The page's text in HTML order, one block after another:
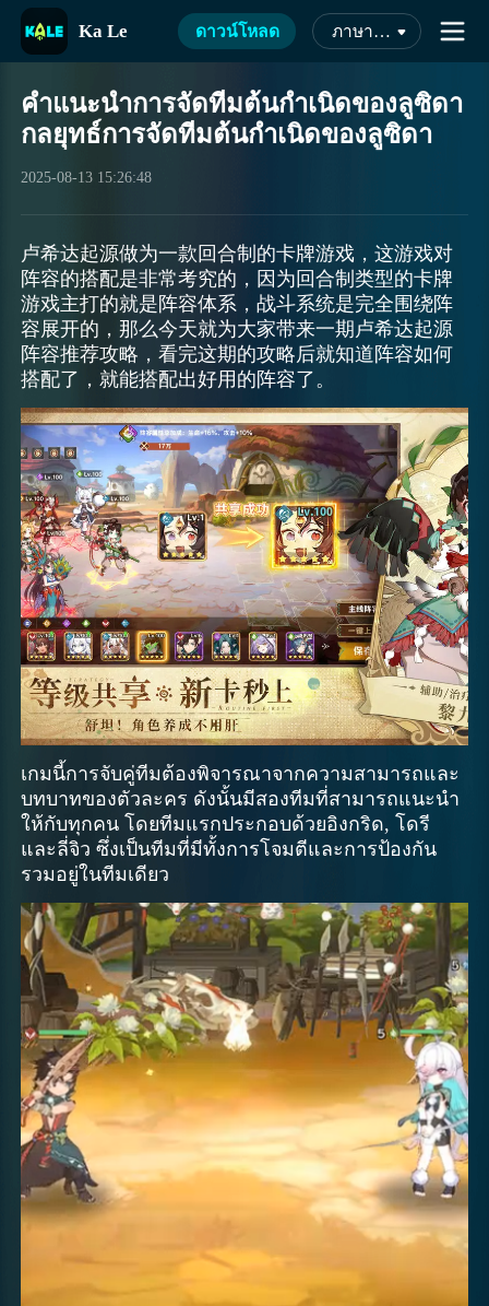
Ka Le ดาวน์โหลด ภาษาไทย
คำแนะนำการจัดทีมต้นกำเนิดของลูซิดา
กลยุทธ์การจัดทีมต้นกำเนิดของลูซิดา
2025-08-13 15:26:48
卢希达起源做为一款回合制的卡牌游戏，这游戏对
阵容的搭配是非常考究的，因为回合制类型的卡牌
游戏主打的就是阵容体系，战斗系统是完全围绕阵
容展开的，那么今天就为大家带来一期卢希达起源
阵容推荐攻略，看完这期的攻略后就知道阵容如何
搭配了，就能搭配出好用的阵容了。
เกมนี้การจับคู่ทีมต้องพิจารณาจากความสามารถและ
บทบาทของตัวละคร ดังนั้นมีสองทีมที่สามารถแนะนำ
ให้กับทุกคน โดยทีมแรกประกอบด้วยอิงกริด, โดรี
และลี่จิว ซึ่งเป็นทีมที่มีทั้งการโจมตีและการป้องกัน
รวมอยู่ในทีมเดียว